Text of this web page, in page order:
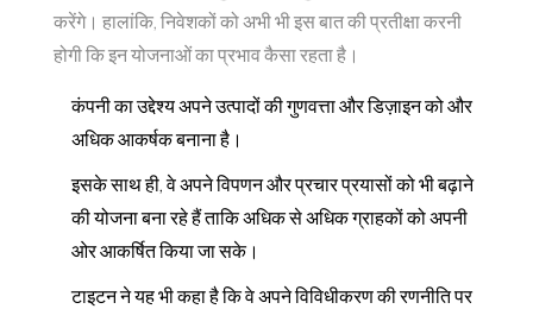
करेंगे। हालांकि, निवेशकों को अभी भी इस बात की प्रतीक्षा करनी
होगी कि इन योजनाओं का प्रभाव कैसा रहता है।
कंपनी का उद्देश्य अपने उत्पादों की गुणवत्ता और डिज़ाइन को और
अधिक आकर्षक बनाना है।
इसके साथ ही, वे अपने विपणन और प्रचार प्रयासों को भी बढ़ाने
की योजना बना रहे हैं ताकि अधिक से अधिक ग्राहकों को अपनी
ओर आकर्षित किया जा सके।
टाइटन ने यह भी कहा है कि वे अपने विविधीकरण की रणनीति पर